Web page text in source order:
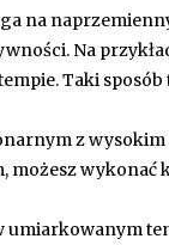
na
Na
Taki
z
możesz
umiarkowanym